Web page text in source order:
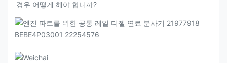
경우 어떻게 해야 합니까?